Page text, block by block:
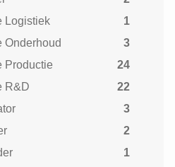
Verantwoordelijke Logistiek
1
Onderhoud
3
Productie
24
R&D
22
3
2
1